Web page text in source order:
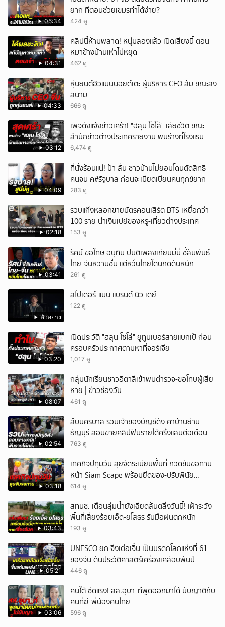
05:34
ยาก ทีตอนช่วยเขมรทำได้ง่าย?
424 ดู
04:31
คลิปนี้ห้ามพลาด! หนุ่มลองแล้ว เปิดเสียงนี้ ตอน
หมาข้างบ้านเห่าไม่หยุด
462 ดู
04:33
หุ่นยนต์ฮิวแมนนอยด์เตะ ผู้บริหาร CEO ล้ม ขณะลง
สนาม
666 ดู
03:12
เพจดังแจ้งข่าวเศร้า! "ฮลุน โซโล่" เสียชีวิต ขณะ
สำนักข่าวต่างประเทศรายงาน พบร่างที่โรงแรม
6,474 ดู
04:09
ที่นั่งร้อนแน่! ป้า ลั่น ชาวบ้านไม่ยอมโดนตัดสิทธิ
คนจน ค#รัฐบาล ก่อนจะเบียดเบียนคนทุกข์ยาก
283 ดู
02:18
รวบแก๊งหลอกขายบัตรคอนเสิร์ต BTS เหยื่อกว่า
100 ราย นำเงินเปย์ของหรู-เที่ยวต่างประเทศ
153 ดู
03:41
รัศม์ ขอโทษ อนุทิน ปมติเพลงเถียนมี่มี่ ชี้สัมพันธ์
ไทย-จีนหวานชื่น แต่หวั่นไทยโดนกดดันหนัก
261 ดู
ตัวอย่าง
สไปเดอร์-แมน แบรนด์ นิว เดย์
122 ดู
03:20
เปิดประวัติ "ฮลุน โซโล่" ยูทูบเบอร์สายแบกเป้ ก่อน
ครอบครัวประกาศตามหาที่จอร์เจีย
1,017 ดู
08:07
กลุ่มนักเรียนชาวอิตาลีเข้าพบตำรวจ-ขอโทษผู้เสีย
หาย | ข่าวช่องวัน
461 ดู
02:54
สืบนครบาล รวบเจ้าของบัญชีดัง คาบ้านย่าน
ธัญบุรี ลอบขายคลิปฟันรายได้ครึ่งแสนต่อเดือน
763 ดู
03:18
เทศกิจปทุมวัน ลุยจัดระเบียบพื้นที่ กวดขันขอทาน
หน้า Siam Scape พร้อมยึดของ-ปรับพินัย
แผงลอย
614 ดู
03:43
สทนช. เตือนลุ่มน้ำยังเฉียดล้นตลิ่งวันนี้! เฝ้าระวัง
พื้นที่เสี่ยงร้อยเอ็ด-ยโสธร รับมือฝนตกหนัก
193 ดู
05:21
UNESCO ยก จิ่งเต๋อเจิ้น เป็นมรดกโลกแห่งที่ 61
ของจีน ดันประวัติศาสตร์เครื่องเคลือบพันปี
446 ดู
03:06
คนใต้ ซัดแรง! สส.อุบา_ท์พูดออกมาได้ นับญาติกับ
คนที่ฆ่_พี่น้องคนไทย
596 ดู
ยกเลิก